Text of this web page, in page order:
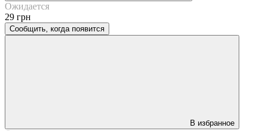
Ожидается
29 грн
Сообщить, когда появится
В избранное